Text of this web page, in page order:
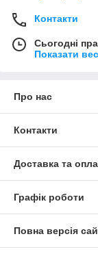
Контакти
Сьогодні
Показати
Про нас
Контакти
Доставка та
Графік роботи
Повна версія